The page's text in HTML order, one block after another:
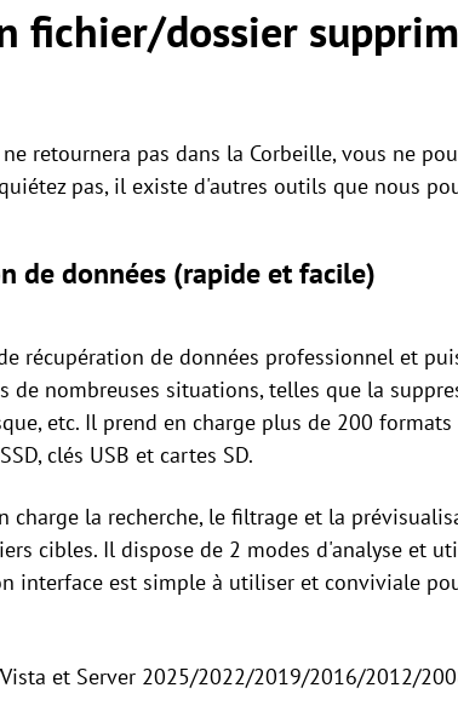
fichier/dossier
retournera pas dans la Corbeille, vous ne
pas, il existe d'autres outils que nous
de données (rapide et facile)
récupération de données professionnel et
de nombreuses situations, telles que la
etc. Il prend en charge plus de 200
clés USB et cartes SD.
charge la recherche, le filtrage et la
cibles. Il dispose de 2 modes d'analyse et
interface est simple à utiliser et conviviale
et Server 2025/2022/2019/2016/2012/